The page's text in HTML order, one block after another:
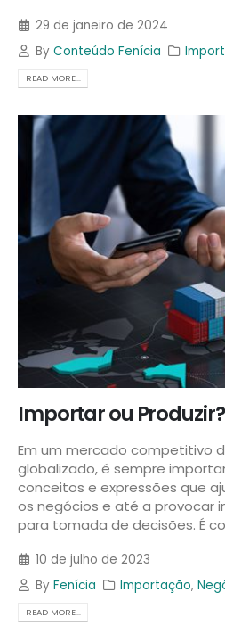
29 de janeiro de 2024
By Conteúdo Fenícia
READ MORE...
Importar ou Produzir?
Em um mercado competitivo
globalizado, é sempre
conceitos e expressões que
os negócios e até a provocar
para tomada de decisões. É
10 de julho de 2023
By Fenícia Importação,
READ MORE...